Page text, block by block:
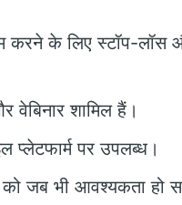
करने के लिए स्टॉप-लॉस
वेबिनार शामिल हैं।
प्लेटफार्म पर उपलब्ध।
जब भी आवश्यकता हो